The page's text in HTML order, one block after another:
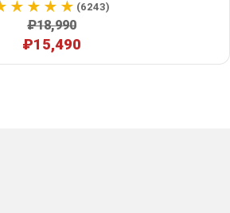
(6243)
₽18,990
₽15,490